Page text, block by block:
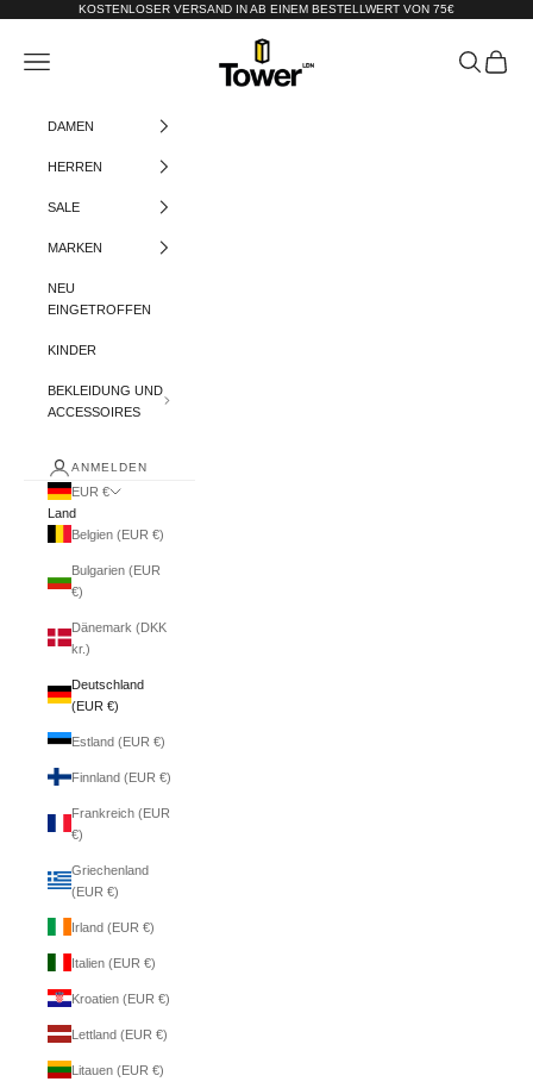
Zum Inhalt springenKOSTENLOSER VERSAND IN AB EINEM BESTELLWERT VON 75€
Tower-London.De
Menü Suchen
DAMEN
HERREN
SALE
MARKEN
NEU
EINGETROFFEN
KINDER
BEKLEIDUNG UND
ACCESSOIRES
ANMELDEN
EUR €
Land
Belgien (EUR €)
Bulgarien (EUR
€)
Dänemark (DKK
kr.)
Deutschland
(EUR €)
Estland (EUR €)
Finnland (EUR €)
Frankreich (EUR
€)
Griechenland
(EUR €)
Irland (EUR €)
Italien (EUR €)
Kroatien (EUR €)
Lettland (EUR €)
Litauen (EUR €)